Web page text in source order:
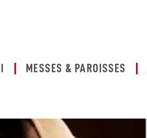
MESSES & PAROISSES